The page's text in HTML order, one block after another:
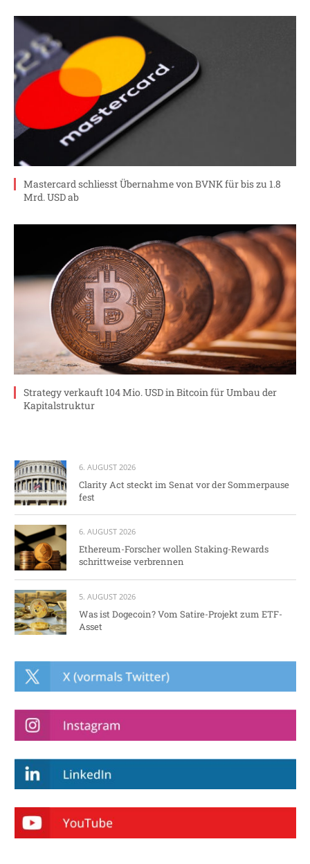
Mastercard schliesst Übernahme von BVNK für bis zu 1.8
Mrd. USD ab
Strategy verkauft 104 Mio. USD in Bitcoin für Umbau der
Kapitalstruktur
6. AUGUST 2026
Clarity Act steckt im Senat vor der Sommerpause
fest
6. AUGUST 2026
Ethereum-Forscher wollen Staking-Rewards
schrittweise verbrennen
5. AUGUST 2026
Was ist Dogecoin? Vom Satire-Projekt zum ETF-
Asset